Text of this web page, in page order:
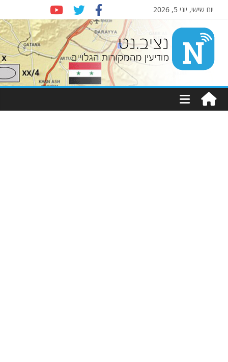
יום שישי, יוני 5, 2026
Nziv.net
מודיעין
מהמקורות